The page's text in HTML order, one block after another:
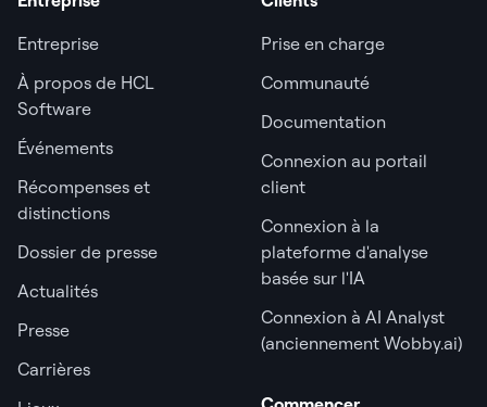
Entreprise
À propos de HCL
Software
Événements
Récompenses et
distinctions
Dossier de presse
Actualités
Presse
Carrières
Prise en charge
Communauté
Documentation
Connexion au portail
client
Connexion à la
plateforme d'analyse
basée sur l'IA
Connexion à AI Analyst
(anciennement Wobby.ai)